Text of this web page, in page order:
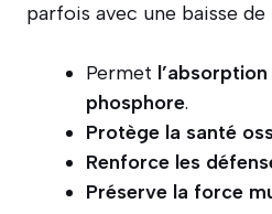
parfois avec une baisse de
Permet
phosphore.
Protège la santé
Renforce les
Préserve la force